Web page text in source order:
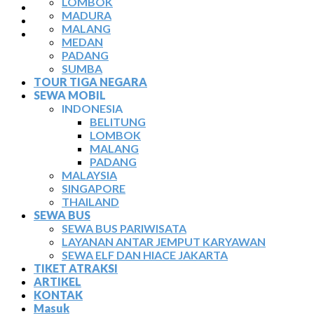
TIKET ATRAKSI
ARTIKEL
KONTAK
MADURA
MALANG
MEDAN
PADANG
SUMBA
TOUR TIGA NEGARA
SEWA MOBIL
INDONESIA
BELITUNG
LOMBOK
MALANG
PADANG
MALAYSIA
SINGAPORE
THAILAND
SEWA BUS
SEWA BUS PARIWISATA
LAYANAN ANTAR JEMPUT KARYAWAN
SEWA ELF DAN HIACE JAKARTA
TIKET ATRAKSI
ARTIKEL
KONTAK
Masuk